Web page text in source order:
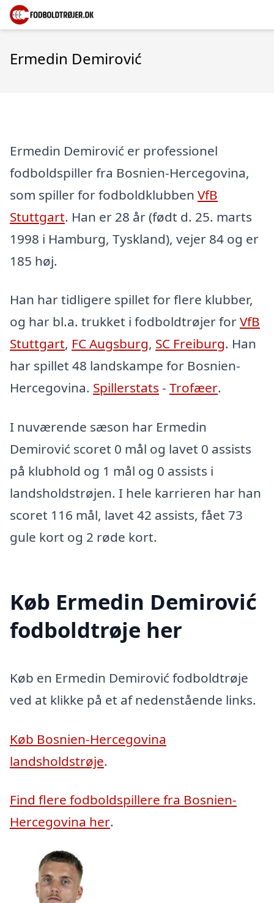
Ermedin Demirović
Ermedin Demirović er professionel
fodboldspiller fra Bosnien-Hercegovina,
som spiller for fodboldklubben VfB
Stuttgart. Han er 28 år (født d. 25. marts
1998 i Hamburg, Tyskland), vejer 84 og er
185 høj.
Han har tidligere spillet for flere klubber,
og har bl.a. trukket i fodboldtrøjer forVfB
Stuttgart, FC Augsburg, SC Freiburg. Han
har spillet 48 landskampe for Bosnien-
Hercegovina. Spillerstats - Trofæer.
I nuværende sæson har Ermedin
Demirović scoret 0 mål og lavet 0 assists
på klubhold og 1 mål og 0 assists i
landsholdstrøjen. I hele karrieren har han
scoret 116 mål, lavet 42 assists, fået 73
gule kort og 2 røde kort.
Køb Ermedin Demirović
fodboldtrøje her
Køb en Ermedin Demirović fodboldtrøje
ved at klikke på et af nedenstående links.
Køb Bosnien-Hercegovina
landsholdstrøje.
Find flere fodboldspillere fra Bosnien-
Hercegovina her.